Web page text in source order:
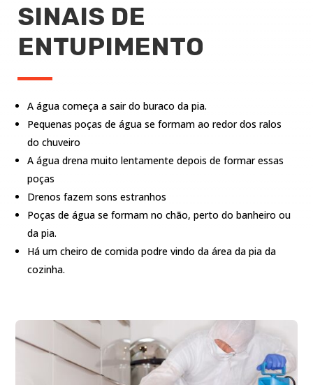
SINAIS DE
ENTUPIMENTO
A água começa a sair do buraco da pia.
Pequenas poças de água se formam ao redor dos ralos
do chuveiro
A água drena muito lentamente depois de formar essas
poças
Drenos fazem sons estranhos
Poças de água se formam no chão, perto do banheiro ou
da pia.
Há um cheiro de comida podre vindo da área da pia da
cozinha.